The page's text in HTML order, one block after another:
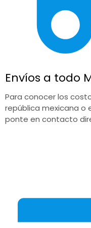
Envíos a todo
Para conocer los
república mexicana o
ponte en contacto